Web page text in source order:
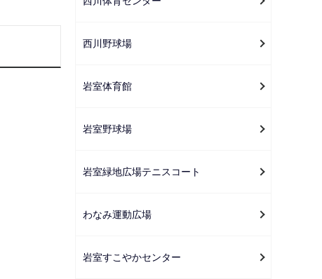
西川野球場
岩室体育館
岩室野球場
岩室緑地広場テニスコート
わなみ運動広場
岩室すこやかセンター